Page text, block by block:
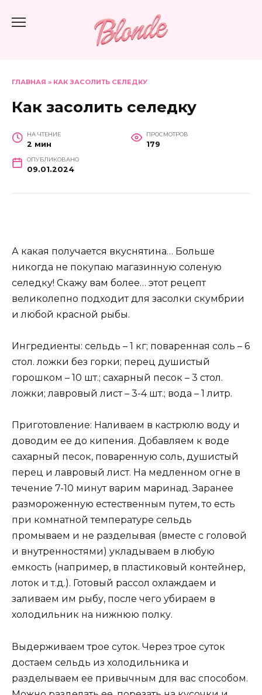
ГЛАВНАЯ » КАК ЗАСОЛИТЬ СЕЛЕДКУ
Как засолить селедку
НА ЧТЕНИЕ
2 мин
ПРОСМОТРОВ
179
ОПУБЛИКОВАНО
09.01.2024
А какая получается вкуснятина… Больше
никогда не покупаю магазинную соленую
селедку! Скажу вам более… этот рецепт
великолепно подходит для засолки скумбрии
и любой красной рыбы.
Ингредиенты: сельдь – 1 кг; поваренная соль – 6
стол. ложки без горки; перец душистый
горошком – 10 шт.; сахарный песок – 3 стол.
ложки; лавровый лист – 3-4 шт.; вода – 1 литр.
Приготовление: Наливаем в кастрюлю воду и
доводим ее до кипения. Добавляем к воде
сахарный песок, поваренную соль, душистый
перец и лавровый лист. На медленном огне в
течение 7-10 минут варим маринад. Заранее
размороженную естественным путем, то есть
при комнатной температуре сельдь
промываем и не разделывая (вместе с головой
и внутренностями) укладываем в любую
емкость (например, в пластиковый контейнер,
лоток и т.д.). Готовый рассол охлаждаем и
заливаем им рыбу, после чего убираем в
холодильник на нижнюю полку.
Выдерживаем трое суток. Через трое суток
достаем сельдь из холодильника и
разделываем ее привычным для вас способом.